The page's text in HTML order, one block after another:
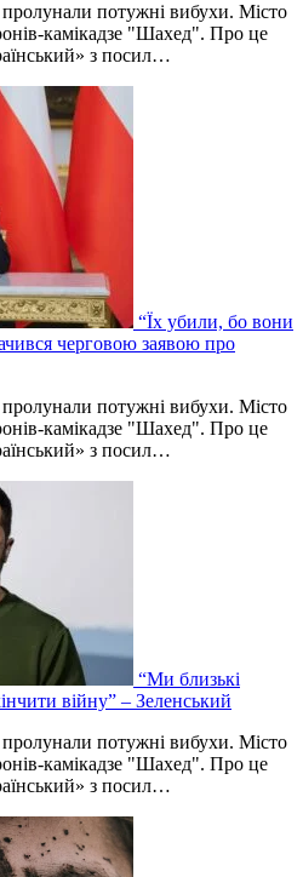
пролунали потужні вибухи. Місто
камікадзе "Шахед". Про це
з посил…
“Їх убили, бо вони
черговою заявою про
пролунали потужні вибухи. Місто
камікадзе "Шахед". Про це
з посил…
“Ми близькі
війну” – Зеленський
пролунали потужні вибухи. Місто
камікадзе "Шахед". Про це
з посил…